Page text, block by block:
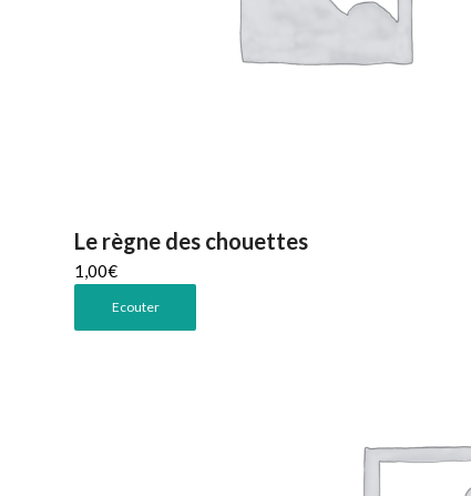
Le règne des chouettes
1,00€
Ecouter